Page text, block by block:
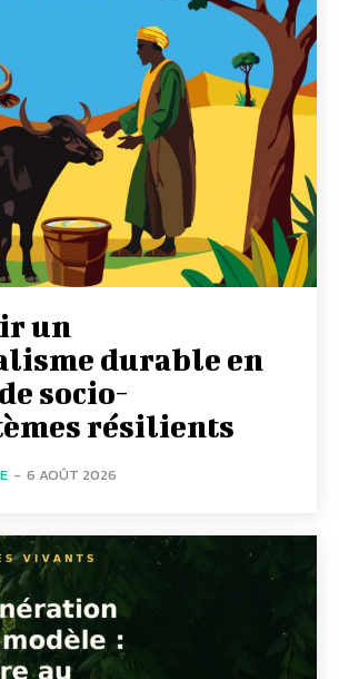
un
durable en
socio-
résilients
- 6 AOÛT 2026